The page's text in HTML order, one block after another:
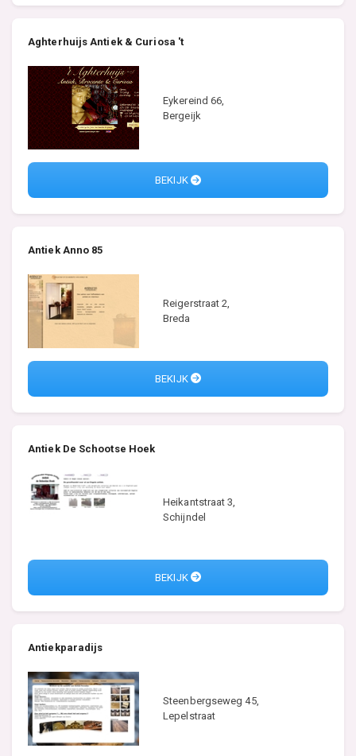
Aghterhuijs Antiek & Curiosa 't
Eykereind 66,
Bergeijk
BEKIJK
Antiek Anno 85
Reigerstraat 2,
Breda
BEKIJK
Antiek De Schootse Hoek
Heikantstraat 3,
Schijndel
BEKIJK
Antiekparadijs
Steenbergseweg 45,
Lepelstraat